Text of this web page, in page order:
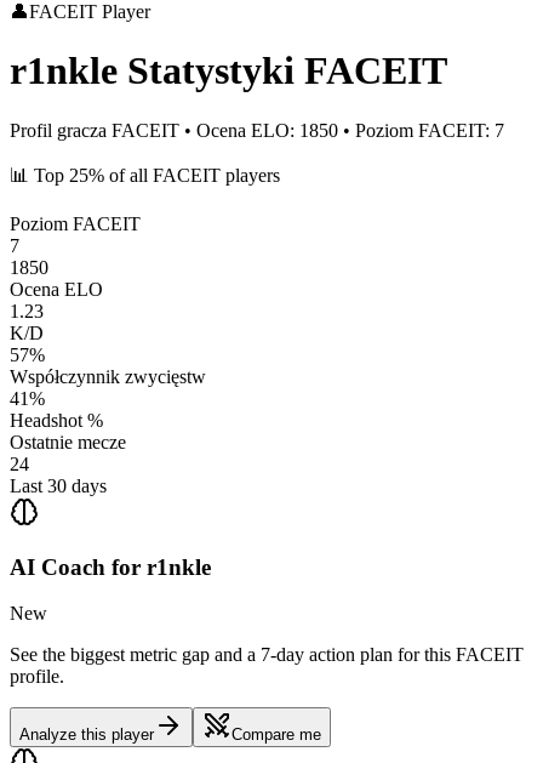
👤FACEIT Player
r1nkle Statystyki FACEIT
Profil gracza FACEIT • Ocena ELO: 1850 • Poziom FACEIT: 7
📊 Top 25% of all FACEIT players
Poziom FACEIT
7
1850
Ocena ELO
1.23
K/D
57%
Współczynnik zwycięstw
41%
Headshot %
Ostatnie mecze
24
Last 30 days
AI Coach for r1nkle
New
See the biggest metric gap and a 7-day action plan for this FACEIT
profile.
Analyze this player Compare me